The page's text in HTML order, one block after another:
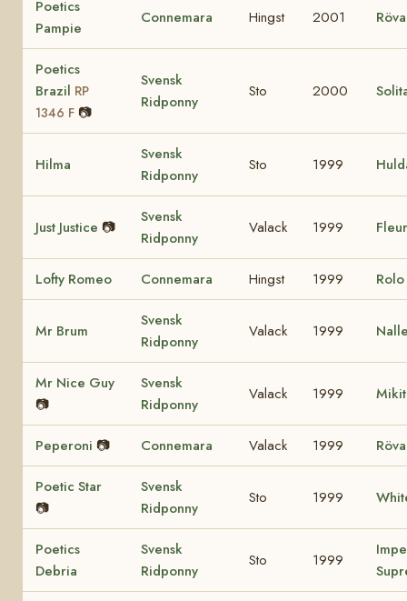
Poetics
Pampie
Connemara Hingst 2001
Poetics
Brazil RP
1346 F 📷
Svensk
Ridponny
Sto 2000
Hilma
Svensk
Ridponny
Sto 1999
Just Justice 📷
Svensk
Ridponny
Valack 1999
Lofty Romeo Connemara Hingst 1999 Rolo
Mr Brum
Svensk
Ridponny
Valack 1999
Mr Nice Guy
📷
Svensk
Ridponny
Valack 1999
Peperoni 📷 Connemara Valack 1999
Poetic Star
📷
Svensk
Ridponny
Sto 1999
Poetics
Debria
Svensk
Ridponny
Sto 1999